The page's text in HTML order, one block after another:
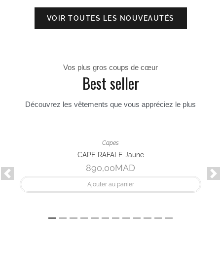
VOIR TOUTES LES NOUVEAUTÉS